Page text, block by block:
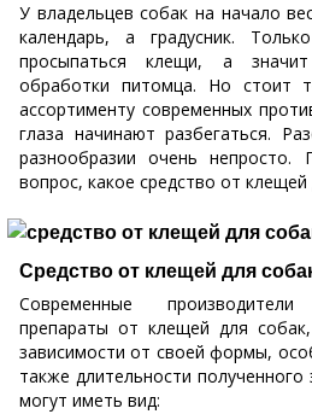
У владельцев собак на начало
календарь, а градусник.
просыпаться клещи, а
обработки питомца. Но стоит
ассортименту современных
глаза начинают разбегаться.
разнообразии очень непросто.
вопрос, какое средство от
Средство от клещей для
Современные
препараты от клещей для
зависимости от своей формы,
также длительности
могут иметь вид: